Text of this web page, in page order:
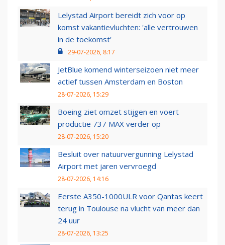
Lelystad Airport bereidt zich voor op
komst vakantievluchten: 'alle vertrouwen
in de toekomst'
29-07-2026, 8:17
JetBlue komend winterseizoen niet meer
actief tussen Amsterdam en Boston
28-07-2026, 15:29
Boeing ziet omzet stijgen en voert
productie 737 MAX verder op
28-07-2026, 15:20
Besluit over natuurvergunning Lelystad
Airport met jaren vervroegd
28-07-2026, 14:16
Eerste A350-1000ULR voor Qantas keert
terug in Toulouse na vlucht van meer dan
24 uur
28-07-2026, 13:25